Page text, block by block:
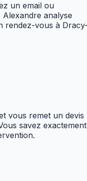
un email ou
analyse
rendez-vous à
vous remet un devis
savez exactement